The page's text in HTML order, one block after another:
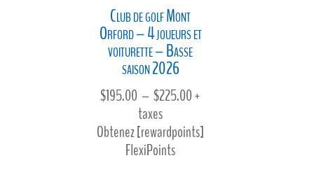
Club de golf Mont
Orford – 4 joueurs et
voiturette – Basse
saison 2026
$195.00 – $225.00Plage
prix :
+
taxes
Obtenez [rewardpoints]
FlexiPoints